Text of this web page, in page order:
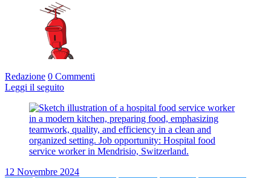
Redazione 0 Commenti
Leggi il seguito
12 Novembre 2024